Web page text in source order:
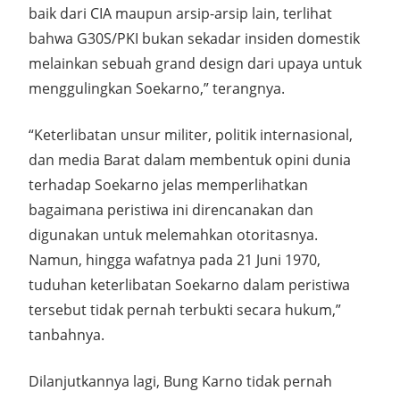
baik dari CIA maupun arsip-arsip lain, terlihat
bahwa G30S/PKI bukan sekadar insiden domestik
melainkan sebuah grand design dari upaya untuk
menggulingkan Soekarno,” terangnya.
“Keterlibatan unsur militer, politik internasional,
dan media Barat dalam membentuk opini dunia
terhadap Soekarno jelas memperlihatkan
bagaimana peristiwa ini direncanakan dan
digunakan untuk melemahkan otoritasnya.
Namun, hingga wafatnya pada 21 Juni 1970,
tuduhan keterlibatan Soekarno dalam peristiwa
tersebut tidak pernah terbukti secara hukum,”
tanbahnya.
Dilanjutkannya lagi, Bung Karno tidak pernah